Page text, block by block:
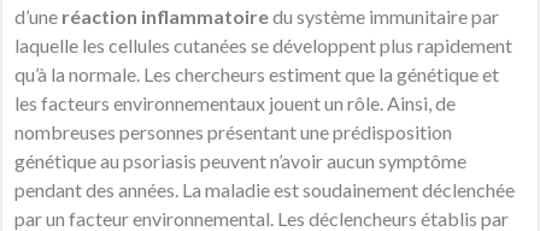
d’une réaction inflammatoiredu système immunitaire par
laquelle les cellules cutanées se développent plus rapidement
qu’à la normale. Les chercheurs estiment que la génétique et
les facteurs environnementaux jouent un rôle. Ainsi, de
nombreuses personnes présentant une prédisposition
génétique au psoriasis peuvent n’avoir aucun symptôme
pendant des années. La maladie est soudainement déclenchée
par un facteur environnemental. Les déclencheurs établis par